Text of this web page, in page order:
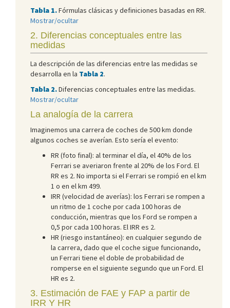
Tabla 1.Fórmulas clásicas y definiciones basadas en RR.
Mostrar/ocultar
2. Diferencias conceptuales entre las
medidas
La descripción de las diferencias entre las medidas se
desarrolla en la Tabla 2.
Tabla 2.Diferencias conceptuales entre las medidas.
Mostrar/ocultar
La analogía de la carrera
Imaginemos una carrera de coches de 500 km donde
algunos coches se averían. Esto sería el evento:
RR (foto final): al terminar el día, el 40% de los
Ferrari se averiaron frente al 20% de los Ford. El
RR es 2. No importa si el Ferrari se rompió en el km
1 o en el km 499.
IRR (velocidad de averías): los Ferrari se rompen a
un ritmo de 1 coche por cada 100 horas de
conducción, mientras que los Ford se rompen a
0,5 por cada 100 horas. El IRR es 2.
HR (riesgo instantáneo): en cualquier segundo de
la carrera, dado que el coche sigue funcionando,
un Ferrari tiene el doble de probabilidad de
romperse en el siguiente segundo que un Ford. El
HR es 2.
3. Estimación de FAE y FAP a partir de
IRR Y HR